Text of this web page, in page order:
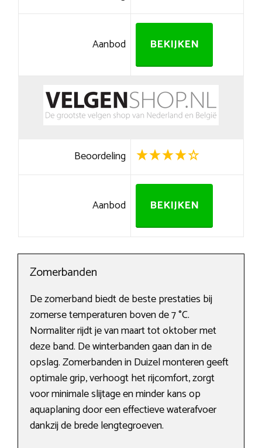
Aanbod BEKIJKEN
Beoordeling
Aanbod BEKIJKEN
Zomerbanden
De zomerband biedt de beste prestaties bij
zomerse temperaturen boven de 7 °C.
Normaliter rijdt je van maart tot oktober met
deze band. De winterbanden gaan dan in de
opslag. Zomerbanden in Duizel monteren geeft
optimale grip, verhoogt het rijcomfort, zorgt
voor minimale slijtage en minder kans op
aquaplaning door een effectieve waterafvoer
dankzij de brede lengtegroeven.